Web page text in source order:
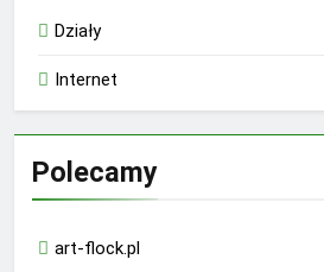
Działy
Internet
Polecamy
art-flock.pl